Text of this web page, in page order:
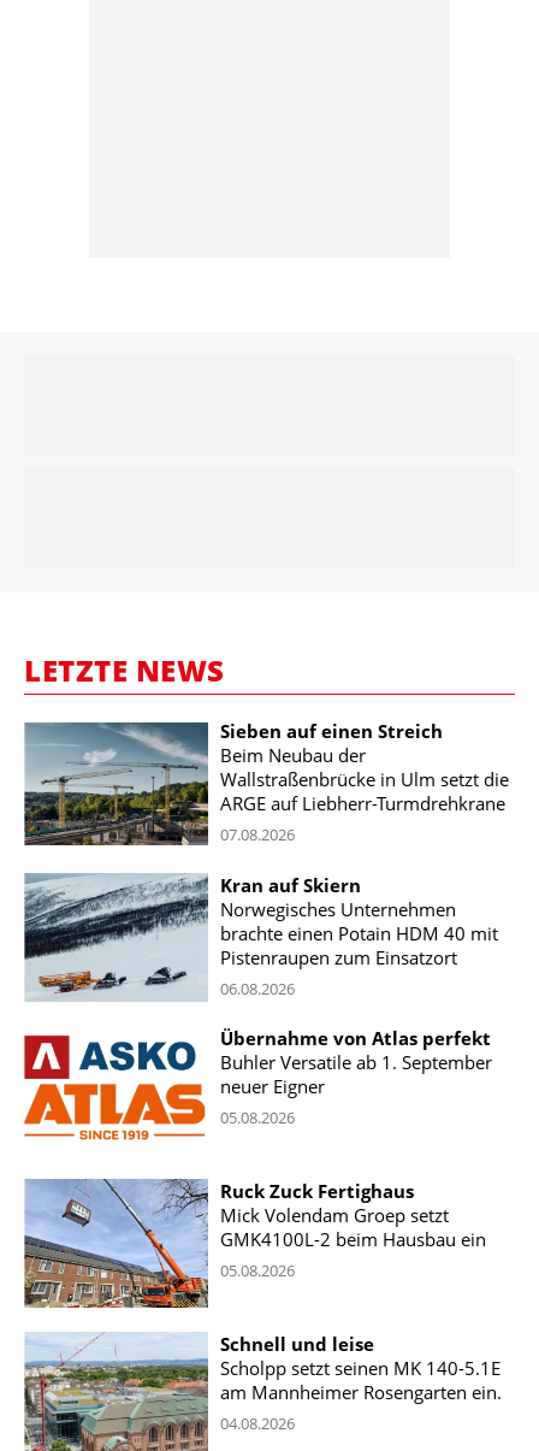
LETZTE NEWS
Sieben auf einen Streich
Beim Neubau der
Wallstraßenbrücke in Ulm setzt die
ARGE auf Liebherr-Turmdrehkrane
07.08.2026
Kran auf Skiern
Norwegisches Unternehmen
brachte einen Potain HDM 40 mit
Pistenraupen zum Einsatzort
06.08.2026
Übernahme von Atlas perfekt
Buhler Versatile ab 1. September
neuer Eigner
05.08.2026
Ruck Zuck Fertighaus
Mick Volendam Groep setzt
GMK4100L-2 beim Hausbau ein
05.08.2026
Schnell und leise
Scholpp setzt seinen MK 140-5.1E
am Mannheimer Rosengarten ein.
04.08.2026